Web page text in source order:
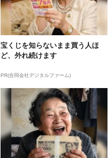
宝くじを知らないまま買う人ほ
ど、外れ続けます
PR(合同会社デジタルファーム)